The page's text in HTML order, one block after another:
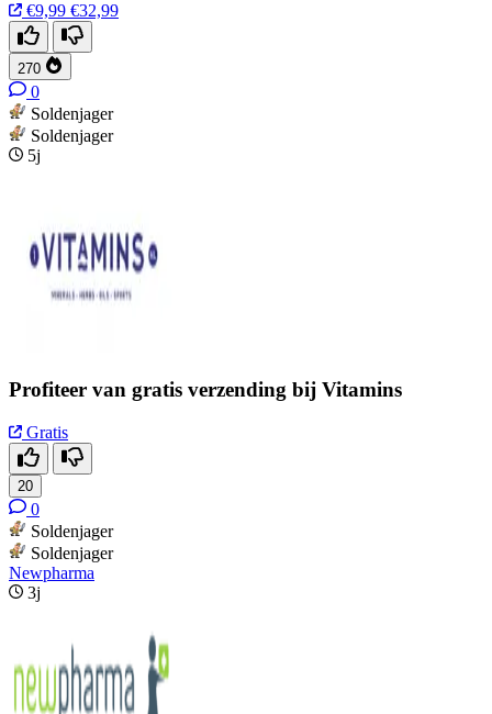
€9,99 €32,99
270
0
Soldenjager
Soldenjager
5j
Profiteer van gratis verzending bij Vitamins
Gratis
20
0
Soldenjager
Soldenjager
Newpharma
3j